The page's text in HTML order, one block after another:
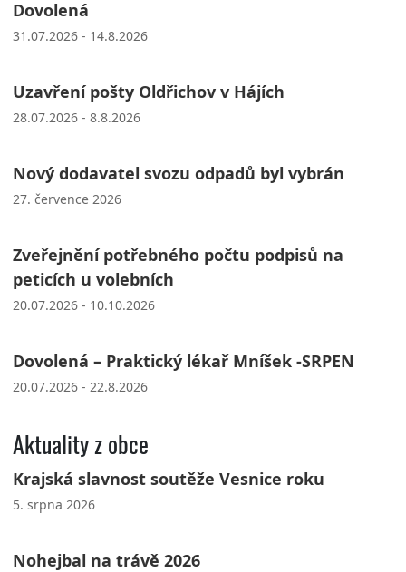
Dovolená
31.07.2026 - 14.8.2026
Uzavření pošty Oldřichov v Hájích
28.07.2026 - 8.8.2026
Nový dodavatel svozu odpadů byl vybrán
27. července 2026
Zveřejnění potřebného počtu podpisů na
peticích u volebních
20.07.2026 - 10.10.2026
Dovolená – Praktický lékař Mníšek -SRPEN
20.07.2026 - 22.8.2026
Aktuality z obce
Krajská slavnost soutěže Vesnice roku
5. srpna 2026
Nohejbal na trávě 2026